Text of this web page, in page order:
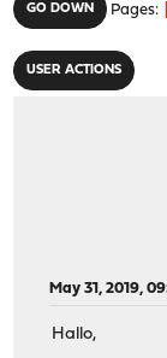
GO DOWN Pages
USER ACTIONS
May 31, 2019,
Hallo,